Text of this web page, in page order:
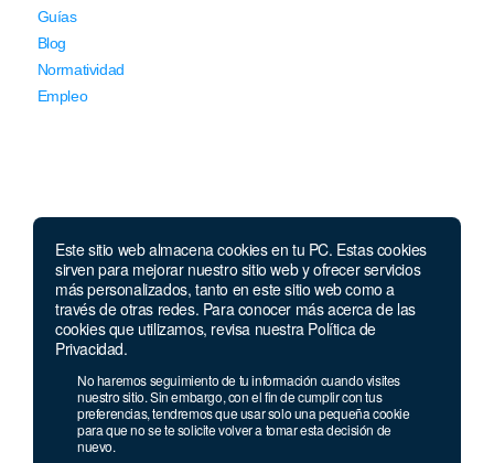
Este sitio web almacena cookies en tu PC. Estas cookies
sirven para mejorar nuestro sitio web y ofrecer servicios
más personalizados, tanto en este sitio web como a
través de otras redes. Para conocer más acerca de las
cookies que utilizamos, revisa nuestra Política de
Privacidad.
No haremos seguimiento de tu información cuando visites
nuestro sitio. Sin embargo, con el fin de cumplir con tus
preferencias, tendremos que usar solo una pequeña cookie
para que no se te solicite volver a tomar esta decisión de
nuevo.
Guías
Blog
Normatividad
Empleo
Llámanos
Lunes a jueves de 7 a.m.
a 5:00 p.m. Viernes de
7 a.m. a 4 p.m. Sábados de 8 a.m. a 2 p.m.
Celular y Whatsapp:333 033 40 39
Bogotá:381 92 69